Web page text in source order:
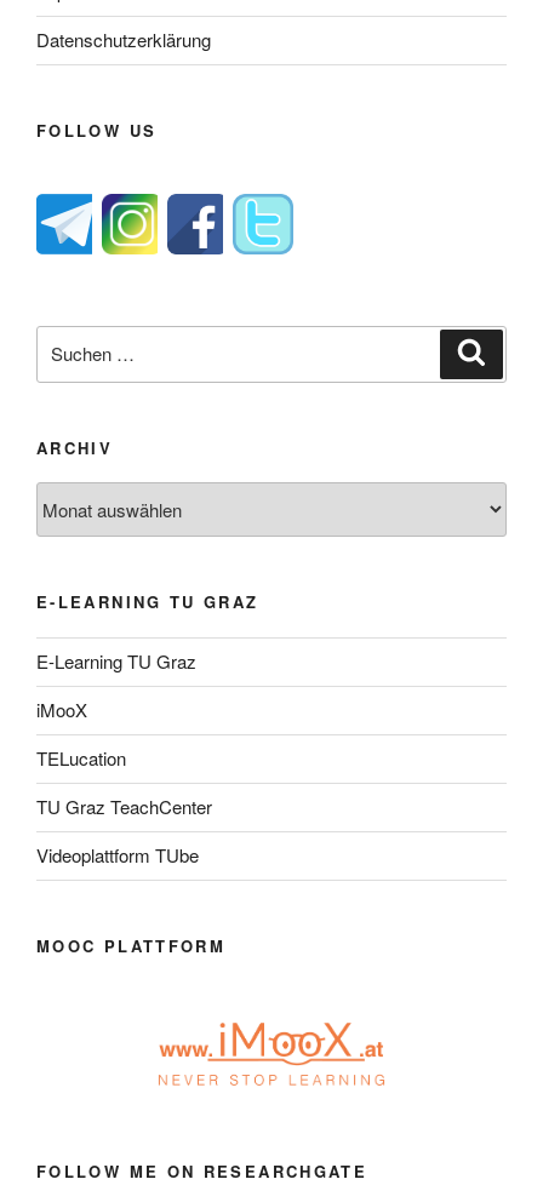
Datenschutzerklärung
FOLLOW US
nach:
ARCHIV
E-LEARNING TU GRAZ
E-Learning TU Graz
iMooX
TELucation
TU Graz TeachCenter
Videoplattform TUbe
MOOC PLATTFORM
FOLLOW ME ON RESEARCHGATE